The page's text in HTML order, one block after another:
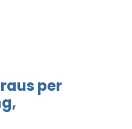
per